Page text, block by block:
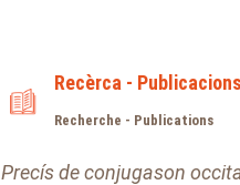
Recèrca - Publicacions
Recherche - Publications
Precís de conjugason